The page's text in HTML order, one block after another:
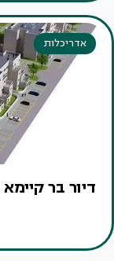
אדריכלות
דיור בר קיימא